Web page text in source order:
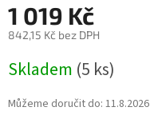
1 019 Kč
842,15 Kč bez DPH
cena:
Skladem (5 ks)
Můžeme doručit do: 11.8.2026